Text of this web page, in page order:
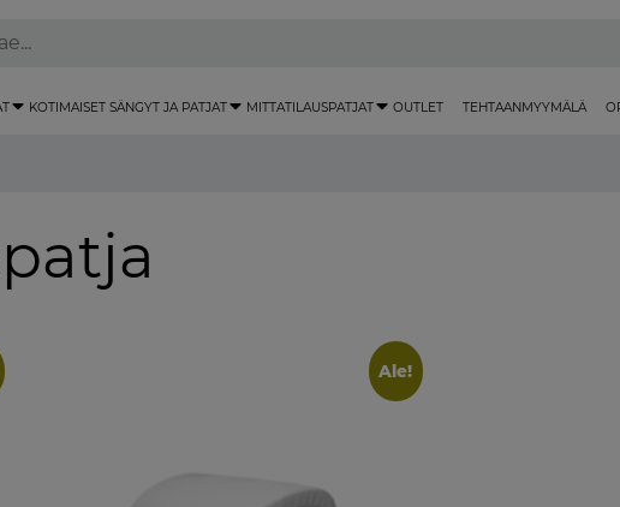
KOTIMAISET SÄNGYT JA PATJAT MITTATILAUSPATJAT OUTLET TEHTAANMYYMÄLÄ
Ale!